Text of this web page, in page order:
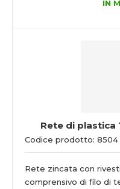
IN
Rete di plastica
Codice prodotto: 8504
Rete zincata con
comprensivo di filo di